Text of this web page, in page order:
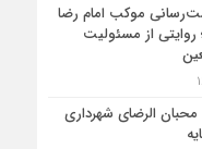
موکب امام رضا
از مسئولیت
الرضای شهرداری